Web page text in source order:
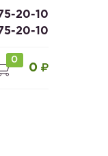
20-10
20-10
0
0